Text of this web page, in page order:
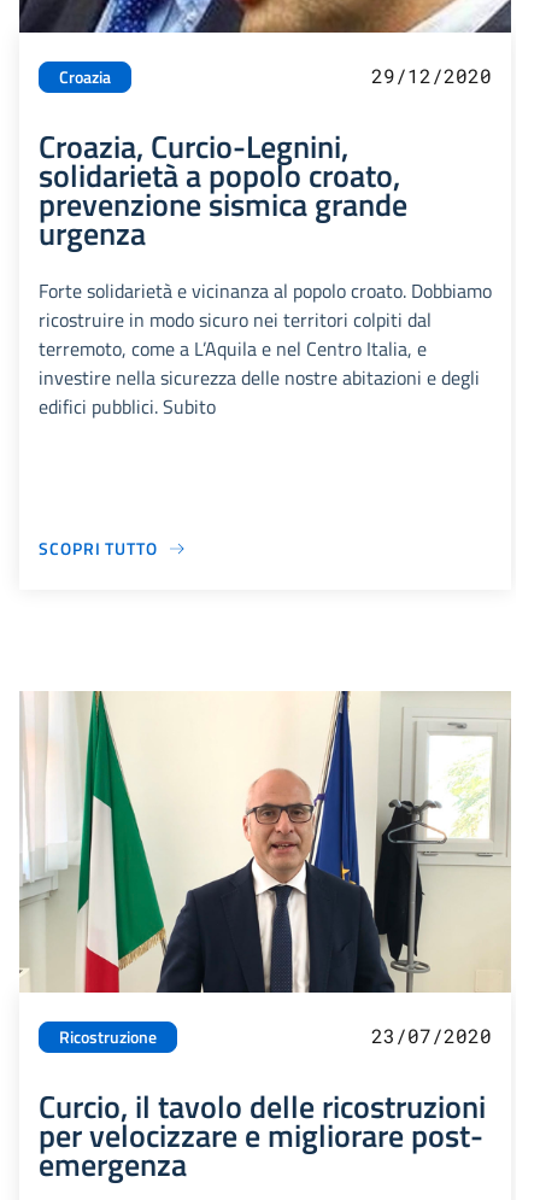
Croazia 29/12/2020
Croazia, Curcio-Legnini,
solidarietà a popolo croato,
prevenzione sismica grande
urgenza
Forte solidarietà e vicinanza al popolo croato. Dobbiamo
ricostruire in modo sicuro nei territori colpiti dal
terremoto, come a L’Aquila e nel Centro Italia, e
investire nella sicurezza delle nostre abitazioni e degli
edifici pubblici. Subito
SCOPRI TUTTO
Ricostruzione 23/07/2020
Curcio, il tavolo delle ricostruzioni
per velocizzare e migliorare post-
emergenza